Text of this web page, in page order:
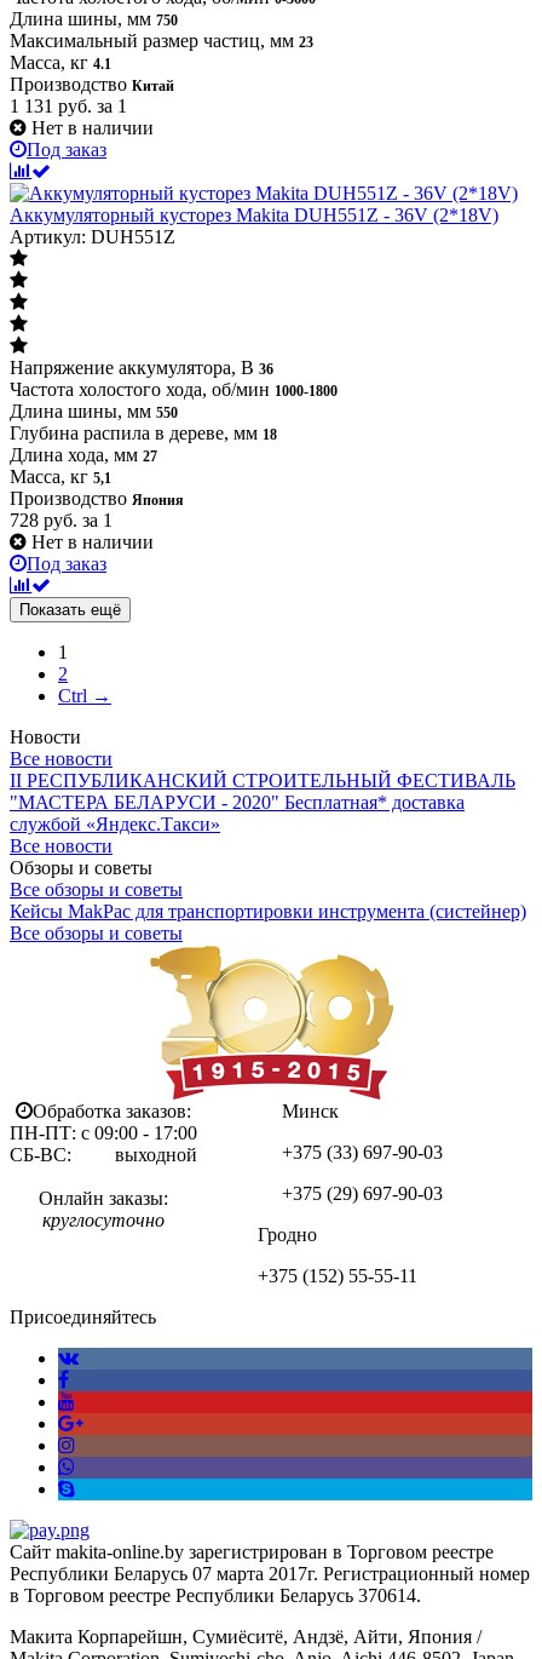
Длина шины, мм 750
Максимальный размер частиц, мм 23
Масса, кг 4.1
Производство Китай
1 131 руб. за 1
Нет в наличии
Под заказ
Аккумуляторный кусторез Makita DUH551Z - 36V (2*18V)
Артикул: DUH551Z
Напряжение аккумулятора, В 36
Частота холостого хода, об/мин 1000-1800
Длина шины, мм 550
Глубина распила в дереве, мм 18
Длина хода, мм 27
Масса, кг 5,1
Производство Япония
728 руб. за 1
Нет в наличии
Под заказ
Показать ещё
1
2
Ctrl →
Новости
Все новости
II РЕСПУБЛИКАНСКИЙ СТРОИТЕЛЬНЫЙ ФЕСТИВАЛЬ
"МАСТЕРА БЕЛАРУСИ - 2020" Бесплатная* доставка
службой «Яндекс.Такси»
Все новости
Обзоры и советы
Все обзоры и советы
Кейсы MakPac для транспортировки инструмента (систейнер)
Все обзоры и советы
Обработка заказов:
ПН-ПТ: с 09:00 - 17:00
СБ-ВС: выходной
Онлайн заказы:
круглосуточно
Минск
+375 (33) 697-90-03
+375 (29) 697-90-03
Гродно
+375 (152) 55-55-11
Присоединяйтесь
Сайт makita-online.by зарегистрирован в Торговом реестре
Республики Беларусь 07 марта 2017г. Регистрационный номер
в Торговом реестре Республики Беларусь 370614.
Макита Корпарейшн, Сумиёситё, Андзё, Айти, Япония /